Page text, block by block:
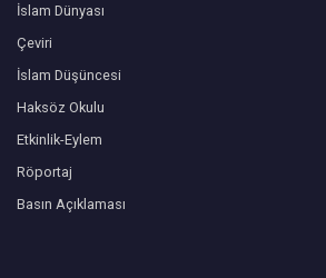
İslam Dünyası
Çeviri
İslam Düşüncesi
Haksöz Okulu
Etkinlik-Eylem
Röportaj
Basın Açıklaması